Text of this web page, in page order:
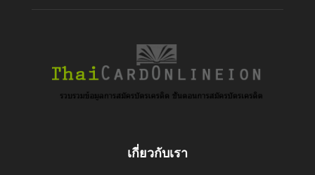
เกี่ยวกับเรา